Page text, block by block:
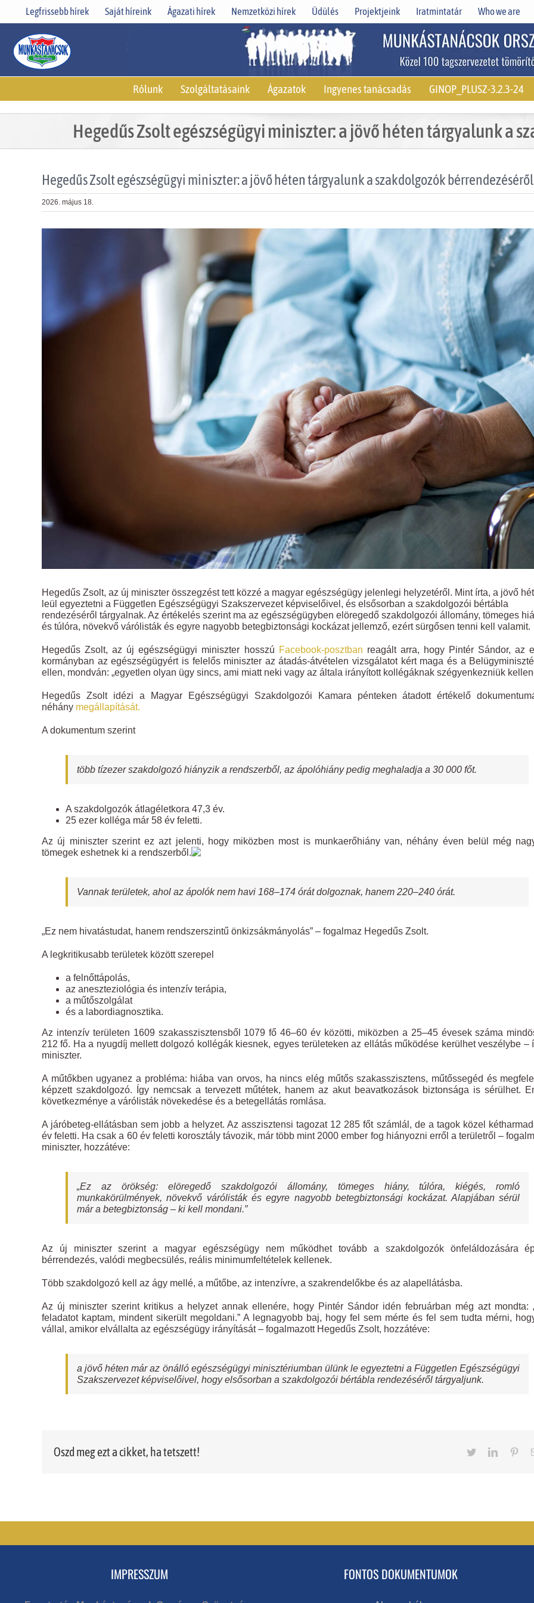
Legfrissebb hírek Saját híreink Ágazati hírek Nemzetközi hírek Üdülés Projektjeink Iratmintatár Who we are
Rólunk Szolgáltatásaink Ágazatok Ingyenes tanácsadás GINOP_PLUSZ-3.2.3-24
Hegedűs Zsolt egészségügyi miniszter: a jövő héten tárgyalunk a
Hegedűs Zsolt egészségügyi miniszter: a jövő héten tárgyalunk a szakdolgozók bérrendezéséről
2026. május 18.
Hegedűs Zsolt, az új miniszter összegzést tett közzé a magyar egészségügy jelenlegi helyzetéről. Mint írta, a jövő
leül egyeztetni a Független Egészségügyi Szakszervezet képviselőivel, és elsősorban a szakdolgozói bértábla
rendezéséről tárgyalnak. Az értékelés szerint ma az egészségügyben elöregedő szakdolgozói állomány, tömeges
és túlóra, növekvő várólisták és egyre nagyobb betegbiztonsági kockázat jellemző, ezért sürgősen tenni kell valamit.
Hegedűs Zsolt, az új egészségügyi miniszter hosszú Facebook-posztban reagált arra, hogy Pintér Sándor, az
kormányban az egészségügyért is felelős miniszter az átadás-átvételen vizsgálatot kért maga és a
ellen, mondván: „egyetlen olyan ügy sincs, ami miatt neki vagy az általa irányított kollégáknak szégyenkezniük
Hegedűs Zsolt idézi a Magyar Egészségügyi Szakdolgozói Kamara pénteken átadott értékelő
néhány megállapítását.
A dokumentum szerint
több tízezer szakdolgozó hiányzik a rendszerből, az ápolóhiány pedig meghaladja a 30 000 főt.
A szakdolgozók átlagéletkora 47,3 év.
25 ezer kolléga már 58 év feletti.
Az új miniszter szerint ez azt jelenti, hogy miközben most is munkaerőhiány van, néhány éven belül még
tömegek eshetnek ki a rendszerből.
Vannak területek, ahol az ápolók nem havi 168–174 órát dolgoznak, hanem 220–240 órát.
„Ez nem hivatástudat, hanem rendszerszintű önkizsákmányolás” – fogalmaz Hegedűs Zsolt.
A legkritikusabb területek között szerepel
a felnőttápolás,
az aneszteziológia és intenzív terápia,
a műtőszolgálat
és a labordiagnosztika.
Az intenzív területen 1609 szakasszisztensből 1079 fő 46–60 év közötti, miközben a 25–45 évesek száma
212 fő. Ha a nyugdíj mellett dolgozó kollégák kiesnek, egyes területeken az ellátás működése kerülhet veszélybe –
miniszter.
A műtőkben ugyanez a probléma: hiába van orvos, ha nincs elég műtős szakasszisztens, műtőssegéd és
képzett szakdolgozó. Így nemcsak a tervezett műtétek, hanem az akut beavatkozások biztonsága is sérülhet.
következménye a várólisták növekedése és a betegellátás romlása.
A járóbeteg-ellátásban sem jobb a helyzet. Az asszisztensi tagozat 12 285 főt számlál, de a tagok közel
év feletti. Ha csak a 60 év feletti korosztály távozik, már több mint 2000 ember fog hiányozni erről a területről –
miniszter, hozzátéve:
„Ez az örökség: elöregedő szakdolgozói állomány, tömeges hiány, túlóra, kiégés, romló
munkakörülmények, növekvő várólisták és egyre nagyobb betegbiztonsági kockázat. Alapjában sérül
már a betegbiztonság – ki kell mondani.”
Az új miniszter szerint a magyar egészségügy nem működhet tovább a szakdolgozók önfeláldozására
bérrendezés, valódi megbecsülés, reális minimumfeltételek kellenek.
Több szakdolgozó kell az ágy mellé, a műtőbe, az intenzívre, a szakrendelőkbe és az alapellátásba.
Az új miniszter szerint kritikus a helyzet annak ellenére, hogy Pintér Sándor idén februárban még azt mondta:
feladatot kaptam, mindent sikerült megoldani.” A legnagyobb baj, hogy fel sem mérte és fel sem tudta mérni,
vállal, amikor elvállalta az egészségügy irányítását – fogalmazott Hegedűs Zsolt, hozzátéve:
a jövő héten már az önálló egészségügyi minisztériumban ülünk le egyeztetni a Független Egészségügyi
Szakszervezet képviselőivel, hogy elsősorban a szakdolgozói bértábla rendezéséről tárgyaljunk.
Oszd meg ezt a cikket, ha tetszett! TwitterLinkedIn
IMPRESSZUM FONTOS DOKUMENTUMOK